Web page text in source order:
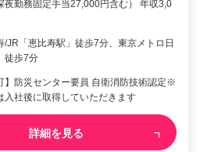
夜勤務固定手当27,000円含む） 年収3,0
/JR「恵比寿駅」徒歩7分、東京メトロ日
徒歩7分
】防災センター要員 自衛消防技術認定※
入社後に取得していただきます
詳細を見る